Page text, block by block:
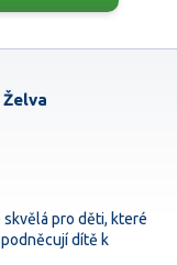
skvělá pro děti, které
dítě k